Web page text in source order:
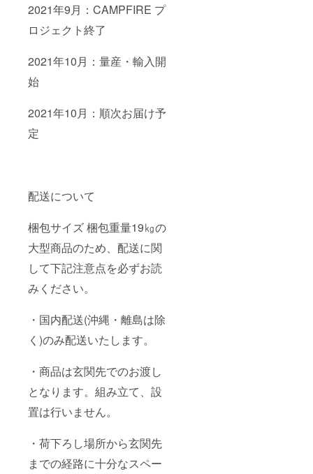
2021年9月：CAMPFIRE プ
ロジェクト終了
2021年10月：量産・輸入開
始
2021年10月：順次お届け予
定
配送について
梱包サイズ 梱包重量19㎏の
大型商品のため、配送に関
して下記注意点を必ずお読
みください。
・国内配送(沖縄・離島は除
く)のみ配送いたします。
・商品は玄関先でのお渡し
となります。組み立て、設
置は行いません。
・荷下ろし場所から玄関先
までの経路に十分なスペー